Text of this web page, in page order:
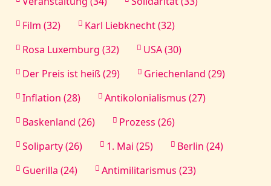
Film (32)
Karl Liebknecht (32)
Rosa Luxemburg (32)
USA (30)
Der Preis ist heiß (29)
Griechenland (29)
Inflation (28)
Antikolonialismus (27)
Baskenland (26)
Prozess (26)
Soliparty (26)
1. Mai (25)
Berlin (24)
Guerilla (24)
Antimilitarismus (23)